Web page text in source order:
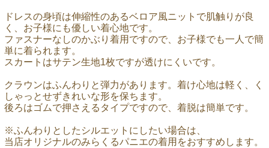
ドレスの身頃は伸縮性のあるベロア風ニットで肌触りが良
く、お子様にも優しい着心地です。
ファスナーなしのかぶり着用ですので、お子様でも一人で簡
単に着られます。
スカートはサテン生地1枚ですが透けにくいです。
クラウンはふんわりと弾力があります。着け心地は軽く、く
しゃっとせずきれいな形を保ちます。
後ろはゴムで押さえるタイプですので、着脱は簡単です。
※ふんわりとしたシルエットにしたい場合は、
当店オリジナルのみらくるパニエの着用をおすすめします。